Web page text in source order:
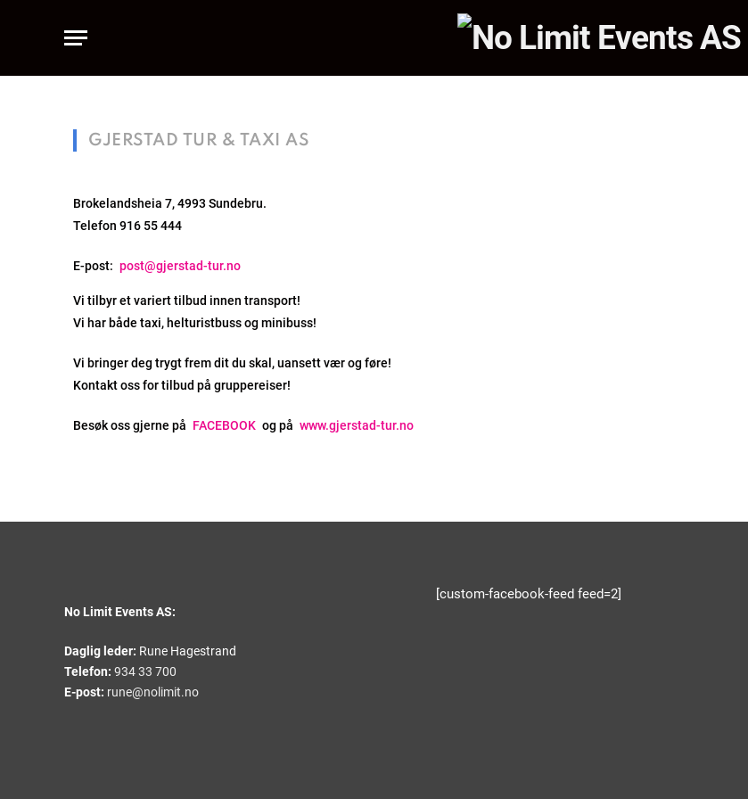
GJERSTAD TUR & TAXI AS
Brokelandsheia 7, 4993 Sundebru.
Telefon 916 55 444
E-post: post@gjerstad-tur.no
Vi tilbyr et variert tilbud innen transport!
Vi har både taxi, helturistbuss og minibuss!
Vi bringer deg trygt frem dit du skal, uansett vær og føre!
Kontakt oss for tilbud på gruppereiser!
Besøk oss gjerne på FACEBOOK og på www.gjerstad-tur.no
No Limit Events AS:
Daglig leder: Rune Hagestrand
Telefon: 934 33 700
E-post: rune@nolimit.no
[custom-facebook-feed feed=2]